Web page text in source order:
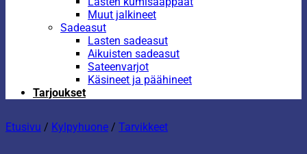
Muut jalkineet
Sadeasut
Lasten sadeasut
Aikuisten sadeasut
Sateenvarjot
Käsineet ja päähineet
Tarjoukset
Etusivu / Kylpyhuone / Tarvikkeet